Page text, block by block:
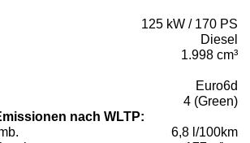
125 kW / 170 PS
Diesel
1.998 cm³
Euro6d
4 (Green)
nach WLTP:
6,8 l/100km